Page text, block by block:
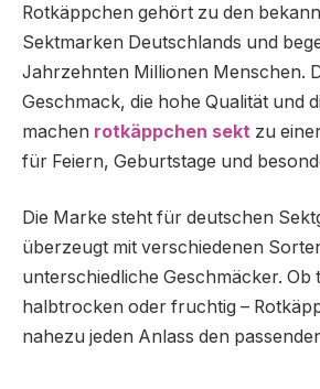
Rotkäppchen gehört zu den
Sektmarken Deutschlands und
Jahrzehnten Millionen Menschen.
Geschmack, die hohe Qualität und
machen rotkäppchen sekt zu
für Feiern, Geburtstage und
Die Marke steht für deutschen
überzeugt mit verschiedenen
unterschiedliche Geschmäcker. Ob
halbtrocken oder fruchtig –
nahezu jeden Anlass den